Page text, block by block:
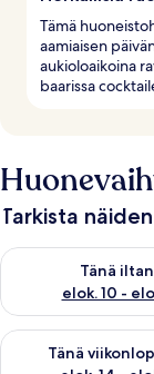
Tämä
aamiaisen
aukioloaikoina
baarissa
Tarkista
Tänä
elok. 10 -
Tarkista tämän illan
Tänä
Tarkista tämän